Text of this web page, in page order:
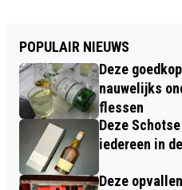
POPULAIR NIEUWS
Deze
nauwelijks
flessen
Deze
iedereen in
Deze